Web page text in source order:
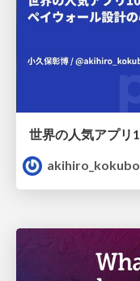
akihiro_kokubo